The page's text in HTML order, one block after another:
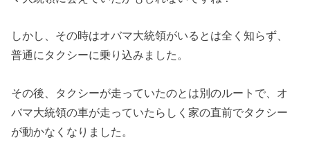
しかし、その時はオバマ大統領がいるとは全く知らず、
普通にタクシーに乗り込みました。
その後、タクシーが走っていたのとは別のルートで、オ
バマ大統領の車が走っていたらしく家の直前でタクシー
が動かなくなりました。